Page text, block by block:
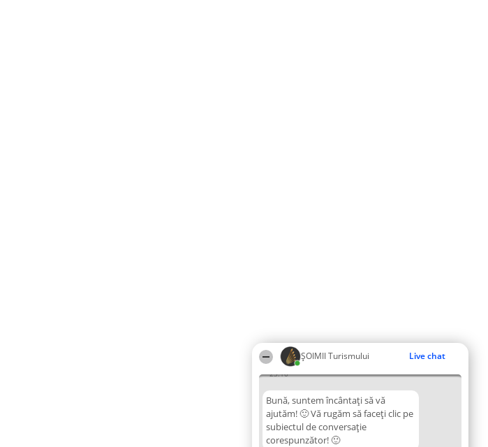
ȘOIMII Turismului Live chat
23:10
Bună, suntem încântați să vă
ajutăm! 🙂 Vă rugăm să faceți clic pe
subiectul de conversație
corespunzător! 🙂